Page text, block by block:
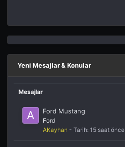
Yeni Mesajlar & Konular
Mesajlar
Ford Mustang
Ford
AKayhan - Tarih: 15 saat önce